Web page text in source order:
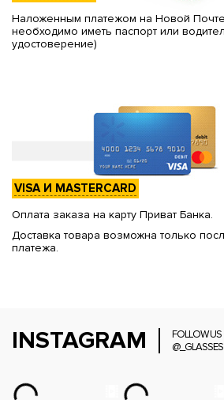
Наложенным платежом на Новой
необходимо иметь паспорт или
удостоверение)
VISA И MASTERCARD
Оплата заказа на карту Приват Банка.
Доставка товара возможна только
платежа.
INSTAGRAM
FOLLOW US